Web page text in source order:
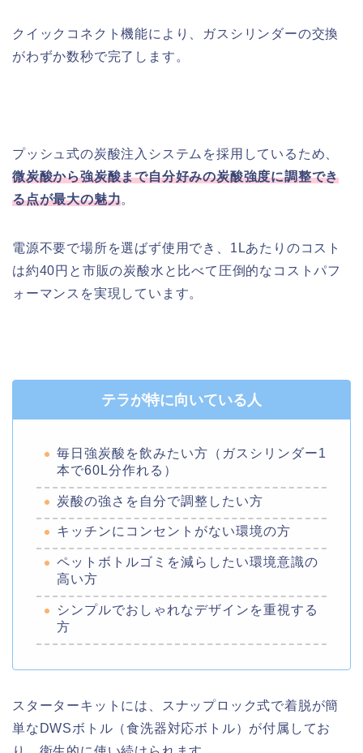
クイックコネクト機能により、ガスシリンダーの交換
がわずか数秒で完了します。
プッシュ式の炭酸注入システムを採用しているため、
微炭酸から強炭酸まで自分好みの炭酸強度に調整でき
る点が最大の魅力。
電源不要で場所を選ばず使用でき、1Lあたりのコスト
は約40円と市販の炭酸水と比べて圧倒的なコストパフ
ォーマンスを実現しています。
テラが特に向いている人
毎日強炭酸を飲みたい方（ガスシリンダー1
本で60L分作れる）
炭酸の強さを自分で調整したい方
キッチンにコンセントがない環境の方
ペットボトルゴミを減らしたい環境意識の
高い方
シンプルでおしゃれなデザインを重視する
方
スターターキットには、スナップロック式で着脱が簡
単なDWSボトル（食洗器対応ボトル）が付属してお